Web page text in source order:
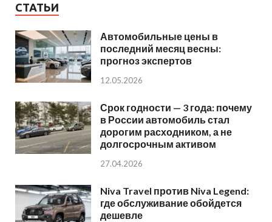
СТАТЬИ
Автомобильные цены в
последний месяц весны:
прогноз экспертов
12.05.2026
Срок годности — 3 года: почему
в России автомобиль стал
дорогим расходником, а не
долгосрочным активом
27.04.2026
Niva Travel против Niva Legend:
где обслуживание обойдется
дешевле